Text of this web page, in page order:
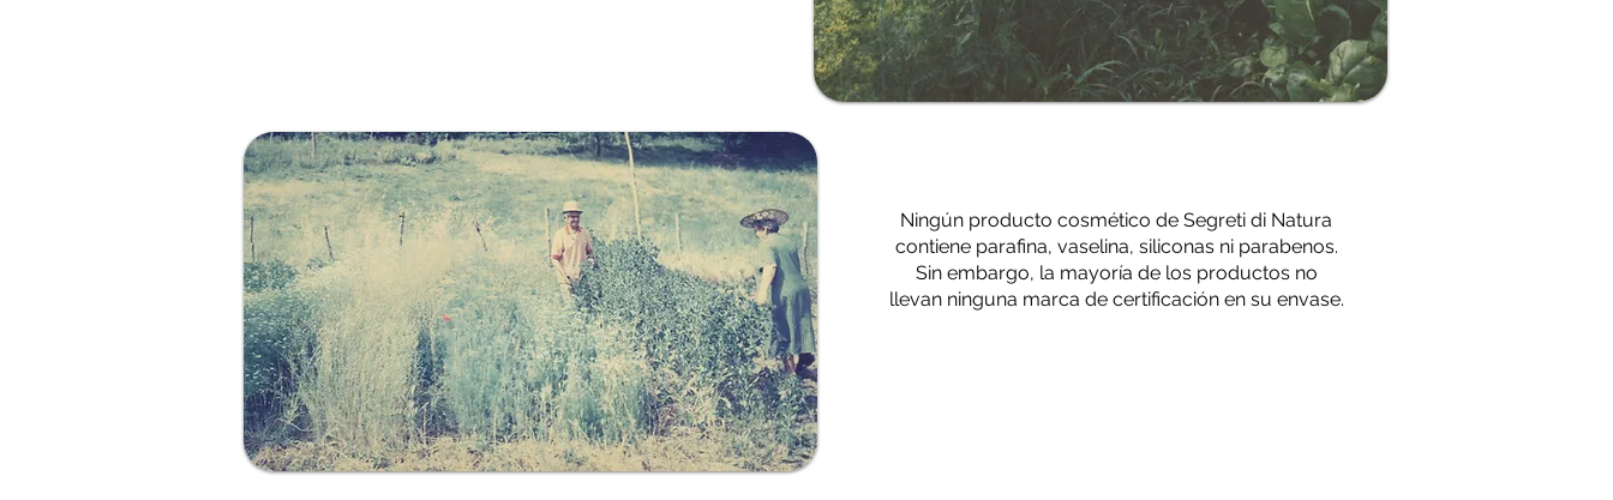
Ningún producto cosmético de Segreti di Natura
contiene parafina, vaselina, siliconas ni parabenos.
Sin embargo, la mayoría de los productos no
llevan ninguna marca de certificación en su envase.